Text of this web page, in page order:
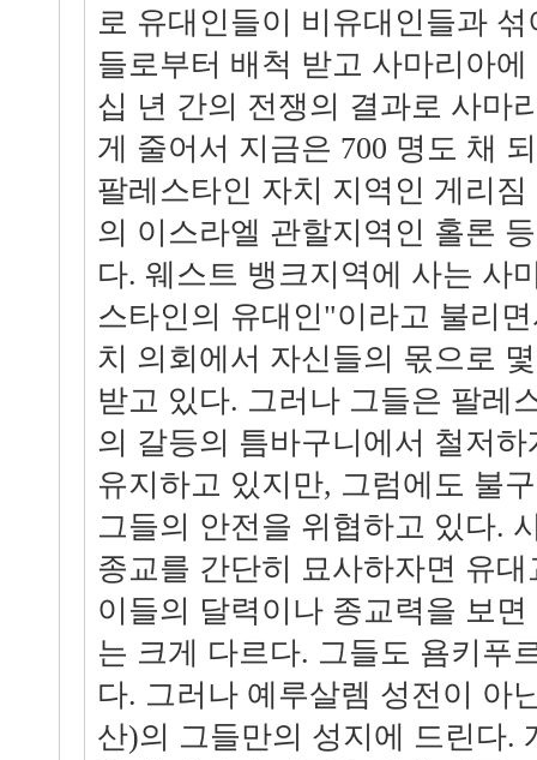
로 유대인들이 비유대인들과
들로부터 배척 받고 사마리아
십 년 간의 전쟁의 결과로 사마
게 줄어서 지금은 700 명도 채
팔레스타인 자치 지역인 게리
의 이스라엘 관할지역인 홀론
다. 웨스트 뱅크지역에 사는 사
스타인의 유대인"이라고 불리
치 의회에서 자신들의 몫으로
받고 있다. 그러나 그들은 팔레
의 갈등의 틈바구니에서 철저
유지하고 있지만, 그럼에도 불
그들의 안전을 위협하고 있다.
종교를 간단히 묘사하자면 유
이들의 달력이나 종교력을 보
는 크게 다르다. 그들도 욤키푸
다. 그러나 예루살렘 성전이 아
산)의 그들만의 성지에 드린다.